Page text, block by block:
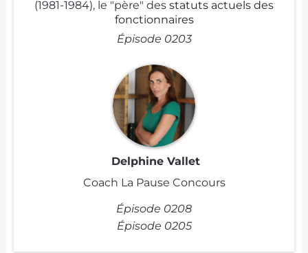
(1981-1984), le "père" des statuts actuels des
fonctionnaires
Épisode 0203
Delphine Vallet
Coach La Pause Concours
Épisode 0208
Épisode 0205